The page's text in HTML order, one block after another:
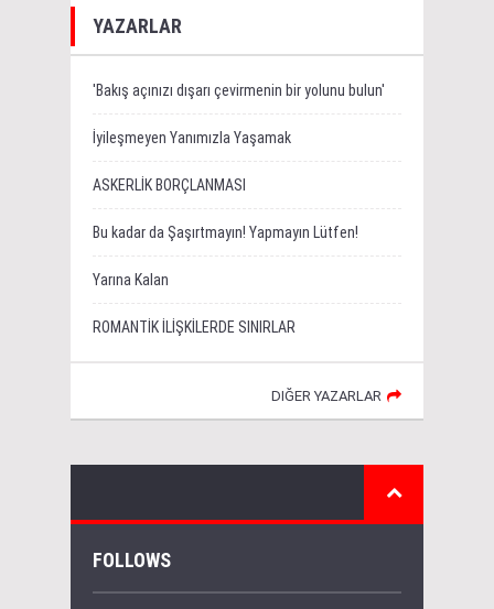
YAZARLAR
'Bakış açınızı dışarı çevirmenin bir yolunu bulun'
İyileşmeyen Yanımızla Yaşamak
ASKERLİK BORÇLANMASI
Bu kadar da Şaşırtmayın! Yapmayın Lütfen!
Yarına Kalan
ROMANTİK İLİŞKİLERDE SINIRLAR
DIĞER YAZARLAR
FOLLOWS